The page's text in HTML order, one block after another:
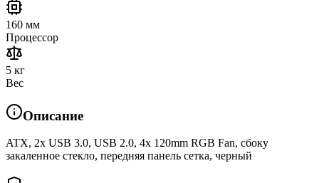
160 мм
Процессор
5 кг
Вес
Описание
ATX, 2x USB 3.0, USB 2.0, 4x 120mm RGB Fan, сбоку
закаленное стекло, передняя панель сетка, черный